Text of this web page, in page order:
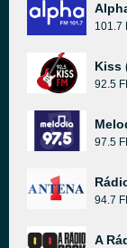
101.7
Kiss
92.5
97.5
94.7
A